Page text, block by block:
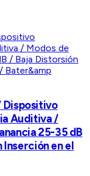
Dispositivo
Auditiva /
25-35 dB
Inserción en el